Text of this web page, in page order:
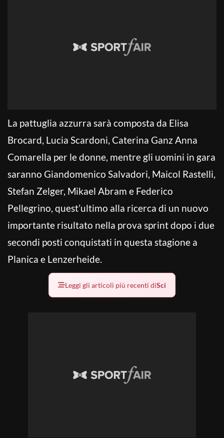
La pattuglia azzurra sarà composta da Elisa
Brocard, Lucia Scardoni, Caterina Ganz Anna
Comarella per le donne, mentre gli uomini in gara
saranno Giandomenico Salvadori, Maicol Rastelli,
Stefan Zelger, Mikael Abram e Federico
Pellegrino, quest’ultimo alla ricerca di un nuovo
importante risultato nella prova sprint dopo i due
secondi posti conquistati in questa stagione a
Planica e Lenzerheide.
Leggi gli articoli più recenti diSci